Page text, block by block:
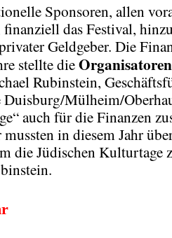
Sponsoren, allen
das Festival,
Geldgeber. Die
stellte dieOrganisatoren
Rubinstein,
Mülheim/
auch für die Finanzen
in diesem Jahr
die Jüdischen Kulturtage